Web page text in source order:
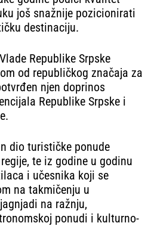
još snažnije pozicionirati
destinaciju.
Republike Srpske
od republičkog značaja za
njen doprinos
Republike Srpske i
dio turističke ponude
te iz godine u godinu
i učesnika koji se
na takmičenju u
na ražnju,
ponudi i kulturno-